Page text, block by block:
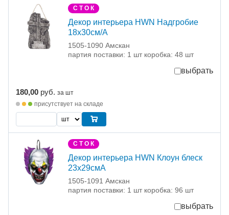
С Т О К
Декор интерьера HWN Надгробие
18х30см/А
1505-1090 Амскан
партия поставки: 1 шт коробка: 48 шт
выбрать
180,00 руб. за шт
присутствует на складе
С Т О К
Декор интерьера HWN Клоун блеск
23х29смА
1505-1091 Амскан
партия поставки: 1 шт коробка: 96 шт
выбрать